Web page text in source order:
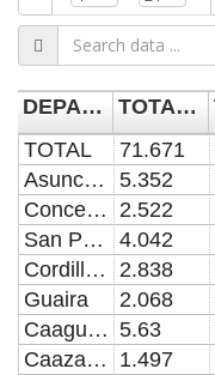
DEPARTAMENTO DE RESIDENCIA DE LA MADRE TOTAL - AMBOS SEXOS
TOTAL
71.671
Asuncion
5.352
Concepcion
2.522
San Pedro
4.042
Cordillera
2.838
Guaira
2.068
Caaguazu 5.63
Caazapa
1.497